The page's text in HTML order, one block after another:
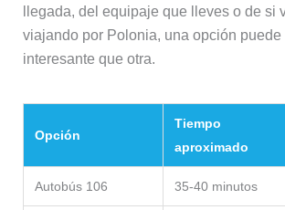
llegada, del equipaje que lleves o de si
viajando por Polonia, una opción puede
interesante que otra.
Opción
Tiempo
aproximado
Autobús 106 35-40 minutos